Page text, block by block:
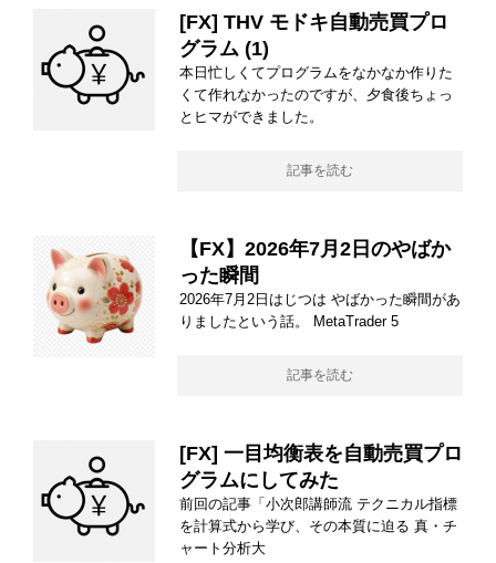
[FX] THV モドキ自動売買プロ
グラム (1)
本日忙しくてプログラムをなかなか作りた
くて作れなかったのですが、夕食後ちょっ
とヒマができました。
記事を読む
【FX】2026年7月2日のやばか
った瞬間
2026年7月2日はじつは やばかった瞬間があ
りましたという話。 MetaTrader 5
記事を読む
[FX] 一目均衡表を自動売買プロ
グラムにしてみた
前回の記事「小次郎講師流 テクニカル指標
を計算式から学び、その本質に迫る 真・チ
ャート分析大